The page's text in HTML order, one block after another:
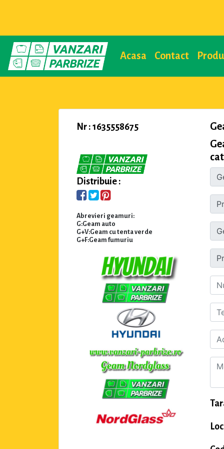
Acasa Contact
Nr : 1635558675
Distribuie :
Abrevieri geamuri:
G:Geam auto
G+V:Geam cu tenta verde
G+F:Geam fumuriu